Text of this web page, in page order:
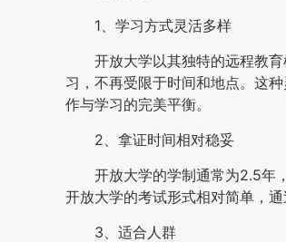
1、学习方式灵活多样
开放大学以其独特的远程教
习，不再受限于时间和地点。这
作与学习的完美平衡。
2、拿证时间相对稳妥
开放大学的学制通常为2.5年
开放大学的考试形式相对简单，
3、适合人群